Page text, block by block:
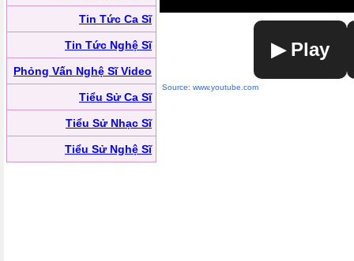
Tin Tức Ca Sĩ
Tin Tức Nghệ Sĩ
Phỏng Vấn Nghệ Sĩ Video
Tiểu Sử Ca Sĩ
Tiểu Sử Nhạc Sĩ
Tiểu Sử Nghệ Sĩ
▶ Play
Source: www.youtube.com